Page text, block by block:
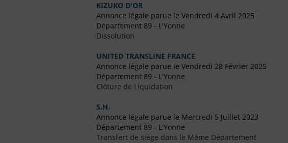
KIZUKO D'OR
Annonce légale parue le Vendredi 4 Avril 2025
Département 89 - L'Yonne
Dissolution
UNITED TRANSLINE FRANCE
Annonce légale parue le Vendredi 28 Février 2025
Département 89 - L'Yonne
Clôture de Liquidation
S.H.
Annonce légale parue le Mercredi 5 Juillet 2023
Département 89 - L'Yonne
Transfert de siège dans le Même Département